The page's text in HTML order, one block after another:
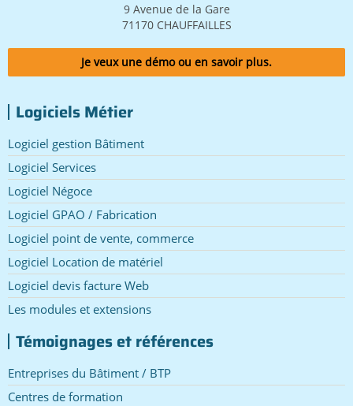
9 Avenue de la Gare
71170 CHAUFFAILLES
Je veux une démo ou en savoir plus.
Logiciels Métier
Logiciel gestion Bâtiment
Logiciel Services
Logiciel Négoce
Logiciel GPAO / Fabrication
Logiciel point de vente, commerce
Logiciel Location de matériel
Logiciel devis facture Web
Les modules et extensions
Témoignages et références
Entreprises du Bâtiment / BTP
Centres de formation